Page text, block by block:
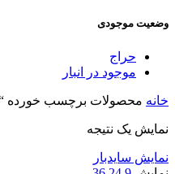
وضعیت موجودی
حراج
موجود در انبار
خانه محصولات برچسب خورده
نمایش یک نتیجه
نمایش سایدبار